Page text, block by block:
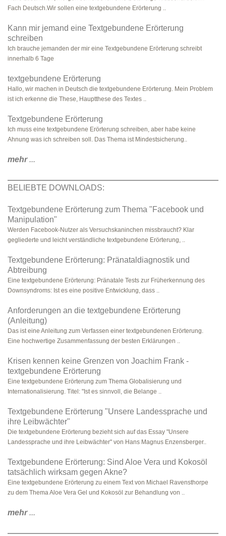
Fach Deutsch.Wir sollen eine textgebundene Erörterung ..
Kann mir jemand eine Textgebundene Erörterung
schreiben
Ich brauche jemanden der mir eine Textgebundene Erörterung schreibt
innerhalb 6 Tage
textgebundene Erörterung
Hallo, wir machen in Deutsch die textgebundene Erörterung. Mein Problem
ist ich erkenne die These, Hauptthese des Textes ..
Textgebundene Erörterung
Ich muss eine textgebundene Erörterung schreiben, aber habe keine
Ahnung was ich schreiben soll. Das Thema ist Mindestsicherung..
mehr...
BELIEBTE DOWNLOADS:
Textgebundene Erörterung zum Thema "Facebook und
Manipulation"
Werden Facebook-Nutzer als Versuchskaninchen missbraucht? Klar
gegliederte und leicht verständliche textgebundene Erörterung, ..
Textgebundene Erörterung: Pränataldiagnostik und
Abtreibung
Eine textgebundene Erörterung: Pränatale Tests zur Früherkennung des
Downsyndroms: Ist es eine positive Entwicklung, dass ..
Anforderungen an die textgebundene Erörterung
(Anleitung)
Das ist eine Anleitung zum Verfassen einer textgebundenen Erörterung.
Eine hochwertige Zusammenfassung der besten Erklärungen ..
Krisen kennen keine Grenzen von Joachim Frank -
textgebundene Erörterung
Eine textgebundene Erörterung zum Thema Globalisierung und
Internationalisierung. Titel: "Ist es sinnvoll, die Belange ..
Textgebundene Erörterung "Unsere Landessprache und
ihre Leibwächter"
Die textgebundene Erörterung bezieht sich auf das Essay "Unsere
Landessprache und ihre Leibwächter" von Hans Magnus Enzensberger..
Textgebundene Erörterung: Sind Aloe Vera und Kokosöl
tatsächlich wirksam gegen Akne?
Eine textgebundene Erörterung zu einem Text von Michael Ravensthorpe
zu dem Thema Aloe Vera Gel und Kokosöl zur Behandlung von ..
mehr...